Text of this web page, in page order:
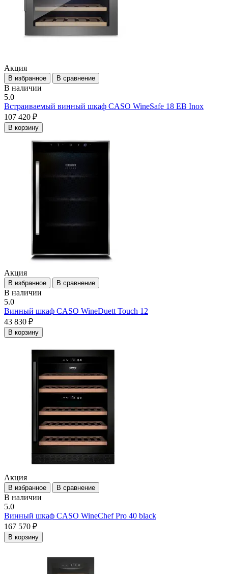
Акция
В избранное В сравнение
В наличии
5.0
Встраиваемый винный шкаф CASO WineSafe 18 EB Inox
107 420 ₽
В корзину
Акция
В избранное В сравнение
В наличии
5.0
Винный шкаф CASO WineDuett Touch 12
43 830 ₽
В корзину
Акция
В избранное В сравнение
В наличии
5.0
Винный шкаф CASO WineChef Pro 40 black
167 570 ₽
В корзину